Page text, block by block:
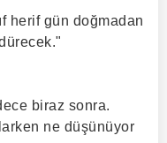
herif gün doğmadan
biraz sonra.
ne düşünüyor